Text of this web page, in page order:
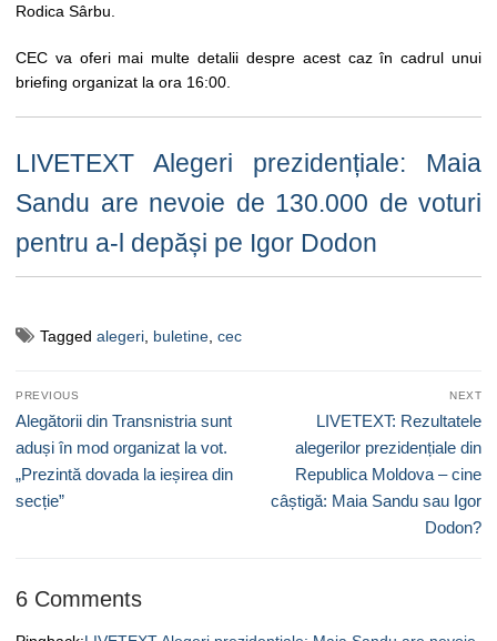
Rodica Sârbu.
CEC va oferi mai multe detalii despre acest caz în cadrul unui
briefing organizat la ora 16:00.
LIVETEXT Alegeri prezidențiale: Maia
Sandu are nevoie de 130.000 de voturi
pentru a-l depăși pe Igor Dodon
Tagged alegeri, buletine, cec
Navigare
în
articole
PREVIOUS
Previous
post:
Alegătorii din Transnistria sunt
aduși în mod organizat la vot.
„Prezintă dovada la ieșirea din
secție”
NEXT
Next
post:
LIVETEXT: Rezultatele
alegerilor prezidențiale din
Republica Moldova – cine
câștigă: Maia Sandu sau Igor
Dodon?
6 Comments